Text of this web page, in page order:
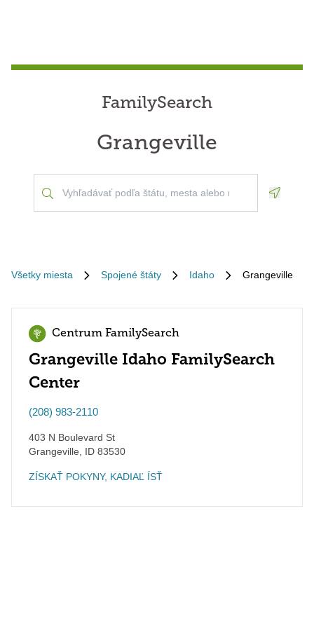
FamilySearch
Grangeville
Všetky miesta Spojené štáty Idaho Grangeville
Centrum FamilySearch
Grangeville Idaho FamilySearch
Center
(208) 983-2110
403 N Boulevard St
Grangeville
ID 83530
ZÍSKAŤ POKYNY, KADIAĽ ÍSŤ